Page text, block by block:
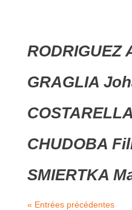
RODRIGUEZ
GRAGLIA
CHUDOBA
SMIERTKA
« Entrées précédentes